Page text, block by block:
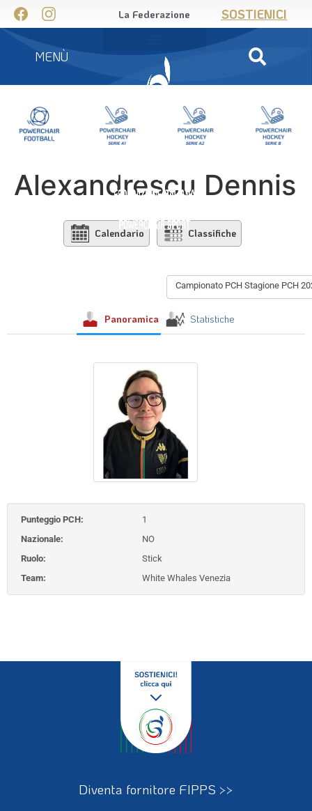
La Federazione SOSTIENICI
MENÙ
Alexandrescu Dennis
Calendario Classifiche
Campionato PCH Stagione PCH
Panoramica Statistiche
Punteggio PCH:
1
Nazionale:
NO
Ruolo:
Stick
Team:
White Whales Venezia
Diventa fornitore FIPPS >>